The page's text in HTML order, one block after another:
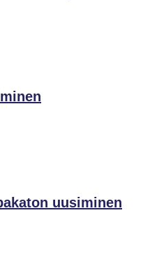
uusiminen